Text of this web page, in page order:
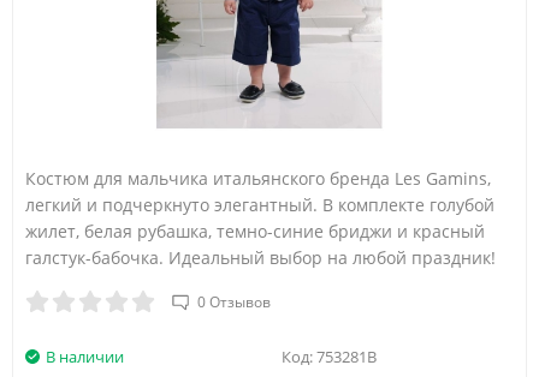
Костюм для мальчика итальянского бренда Les Gamins,
легкий и подчеркнуто элегантный. В комплекте голубой
жилет, белая рубашка, темно-синие бриджи и красный
галстук-бабочка. Идеальный выбор на любой праздник! ​
0 Отзывов
В наличии Код:753281B